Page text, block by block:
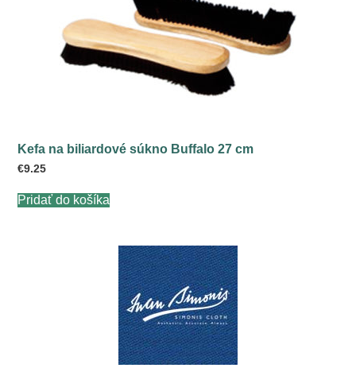
môžete
vybrať
na
stránke
produktu.
Kefa na biliardové súkno Buffalo 27 cm
€9.25
Pridať do košíka